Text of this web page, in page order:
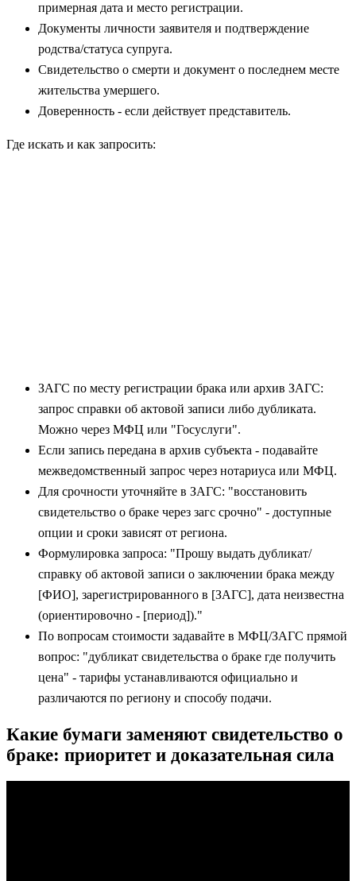
примерная дата и место регистрации.
Документы личности заявителя и подтверждение
родства/статуса супруга.
Свидетельство о смерти и документ о последнем месте
жительства умершего.
Доверенность - если действует представитель.
Где искать и как запросить:
ЗАГС по месту регистрации брака или архив ЗАГС:
запрос справки об актовой записи либо дубликата.
Можно через МФЦ или "Госуслуги".
Если запись передана в архив субъекта - подавайте
межведомственный запрос через нотариуса или МФЦ.
Для срочности уточняйте в ЗАГС: "восстановить
свидетельство о браке через загс срочно" - доступные
опции и сроки зависят от региона.
Формулировка запроса: "Прошу выдать дубликат/
справку об актовой записи о заключении брака между
[ФИО], зарегистрированного в [ЗАГС], дата неизвестна
(ориентировочно - [период])."
По вопросам стоимости задавайте в МФЦ/ЗАГС прямой
вопрос: "дубликат свидетельства о браке где получить
цена" - тарифы устанавливаются официально и
различаются по региону и способу подачи.
Какие бумаги заменяют свидетельство о
браке: приоритет и доказательная сила